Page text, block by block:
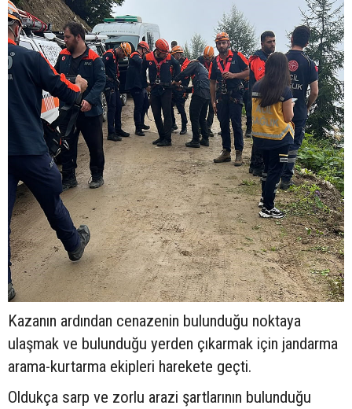
Kazanın ardından cenazenin bulunduğu noktaya
ulaşmak ve bulunduğu yerden çıkarmak için jandarma
arama-kurtarma ekipleri harekete geçti.
Oldukça sarp ve zorlu arazi şartlarının bulunduğu